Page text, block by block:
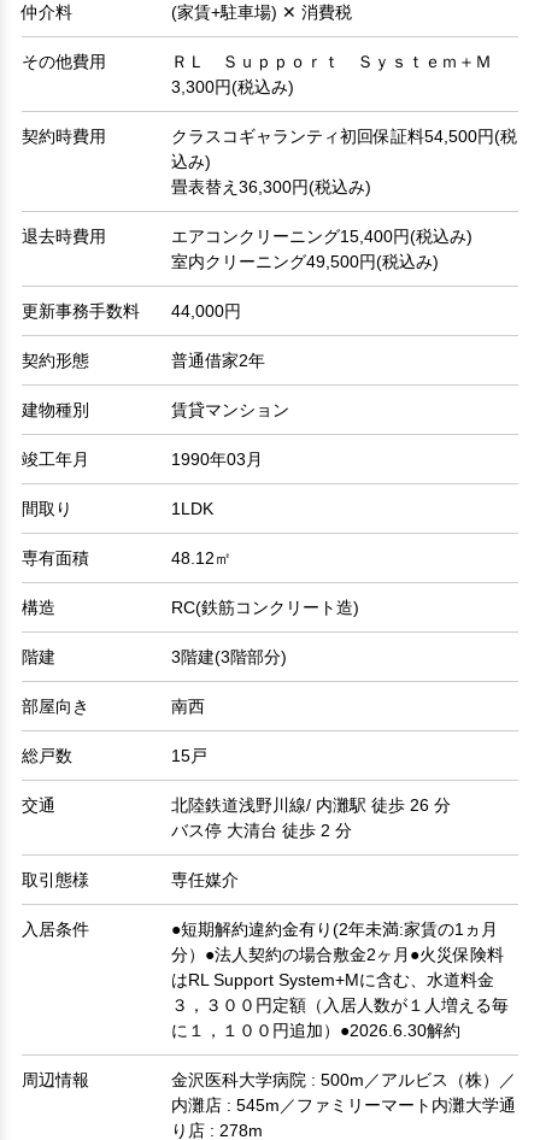
仲介料 (家賃+駐車場) ✕ 消費税
その他費用
ＲＬ Ｓｕｐｐｏｒｔ Ｓｙｓｔｅｍ＋Ｍ
3,300円(税込み)
契約時費用
クラスコギャランティ初回保証料54,500円(税
込み)
畳表替え36,300円(税込み)
退去時費用
エアコンクリーニング15,400円(税込み)
室内クリーニング49,500円(税込み)
更新事務手数料 44,000円
契約形態 普通借家2年
建物種別 賃貸マンション
竣工年月 1990年03月
間取り 1LDK
専有面積 48.12㎡
構造 RC(鉄筋コンクリート造)
階建 3階建(3階部分)
部屋向き 南西
総戸数 15戸
交通
北陸鉄道浅野川線/ 内灘駅 徒歩 26 分
バス停 大清台 徒歩 2 分
取引態様 専任媒介
入居条件
●短期解約違約金有り(2年未満:家賃の1ヵ月
分）●法人契約の場合敷金2ヶ月●火災保険料
はRL Support System+Mに含む、水道料金
３，３００円定額（入居人数が１人増える毎
に１，１００円追加）●2026.6.30解約
周辺情報
金沢医科大学病院 : 500m／アルビス（株）／
内灘店 : 545m／ファミリーマート内灘大学通
り店 : 278m